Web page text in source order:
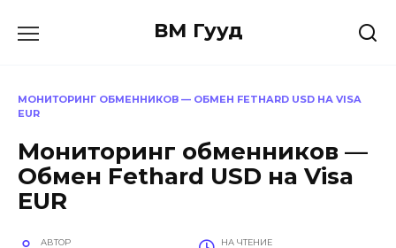
ВМ Гууд
МОНИТОРИНГ ОБМЕННИКОВ — ОБМЕН FETHARD USD НА VISA
EUR
Мониторинг обменников —
Обмен Fethard USD на Visa
EUR
АВТОР НА ЧТЕНИЕ